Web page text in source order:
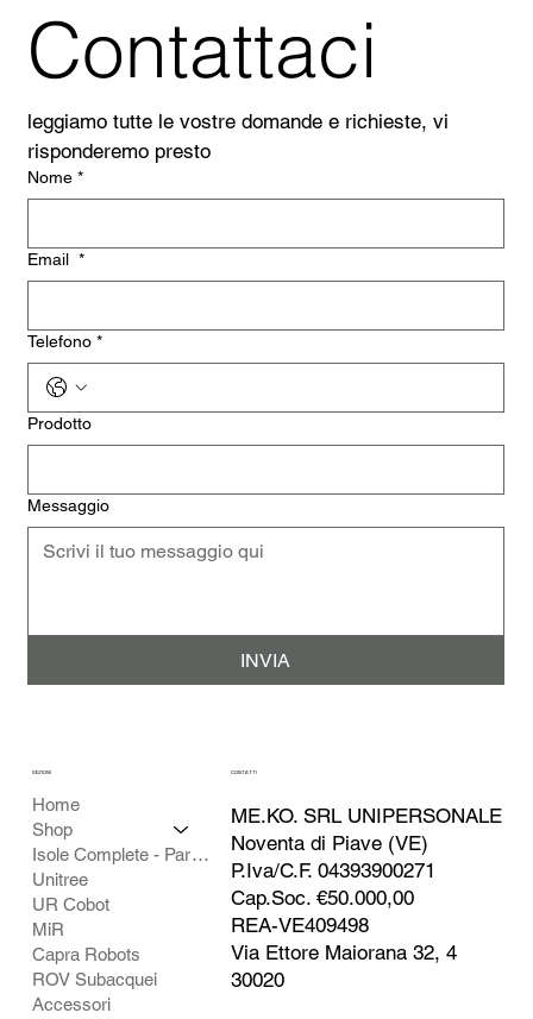
Contattaci
leggiamo tutte le vostre domande e richieste, vi
risponderemo presto
Nome *
Email *
Telefono *
Prodotto
Messaggio
INVIA
SEZIONI
Home
Shop
Isole Complete - Partner
Unitree
UR Cobot
MiR
Capra Robots
ROV Subacquei
Accessori
CONTATTI
ME.KO. SRL UNIPERSONALE
Via Ettore Maiorana 32, 4
30020
Noventa di Piave (VE)
P.Iva/C.F. 04393900271
Cap.Soc. €50.000,00
REA-VE409498